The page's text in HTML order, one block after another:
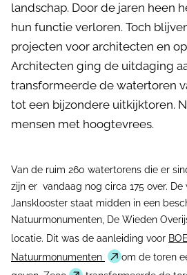
landschap. Door de jaren heen
hun functie verloren. Toch
projecten voor architecten en
Architecten ging de uitdaging
transformeerde de watertoren
tot een bijzondere uitkijktoren.
mensen met hoogtevrees.
Van de ruim 260 watertorens die er
zijn er vandaag nog circa 175 over. De
Jansklooster staat midden in een
Natuurmonumenten, De Wieden
locatie. Dit was de aanleiding voor
Natuurmonumenten
om de toren